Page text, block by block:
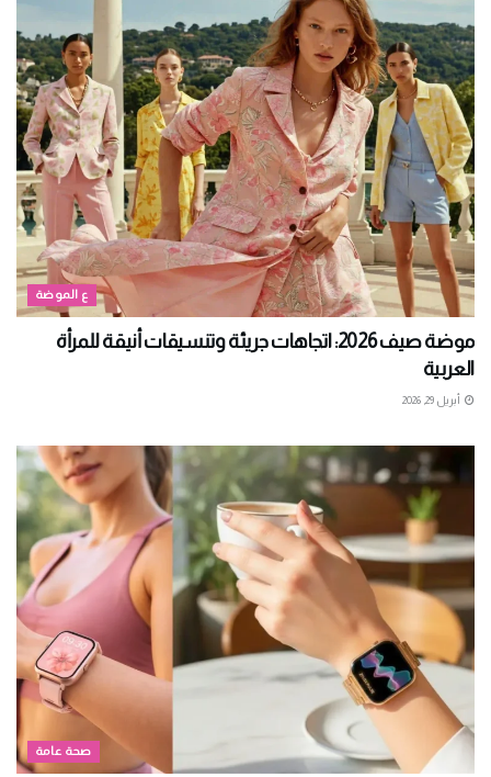
ع الموضة
موضة صيف 2026: اتجاهات جريئة وتنسيقات أنيقة للمرأة
العربية
أبريل 29, 2026
صحة عامة